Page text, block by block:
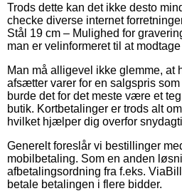
Trods dette kan det ikke desto
checke diverse internet
Stål 19 cm – Mulighed for
man er velinformeret til at
Man må alligevel ikke glemme, at
afsætter varer for en salgspris
burde det for det meste være et
butik. Kortbetalinger er trods alt
hvilket hjælper dig overfor
Generelt foreslår vi bestillinger
mobilbetaling. Som en anden
afbetalingsordning fra f.eks.
betale betalingen i flere bidder.